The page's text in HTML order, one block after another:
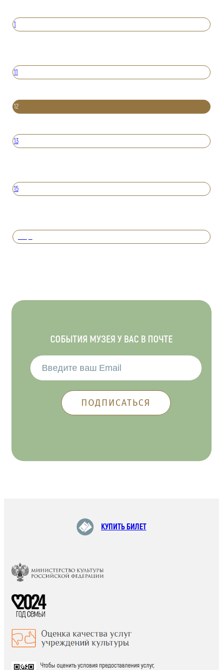
1
11
12
13
15
СОБЫТИЯ МУЗЕЯ У ВАС В ПОЧТЕ
КУПИТЬ БИЛЕТ
Чтобы оценить условия предоставления услуг,